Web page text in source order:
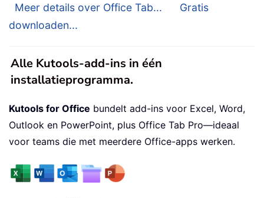
Meer details over Office Tab...
Gratis
downloaden...
Alle Kutools-add-ins in één
installatieprogramma.
Kutools for Office bundelt add-ins voor Excel, Word,
Outlook en PowerPoint, plus Office Tab Pro—ideaal
voor teams die met meerdere Office-apps werken.